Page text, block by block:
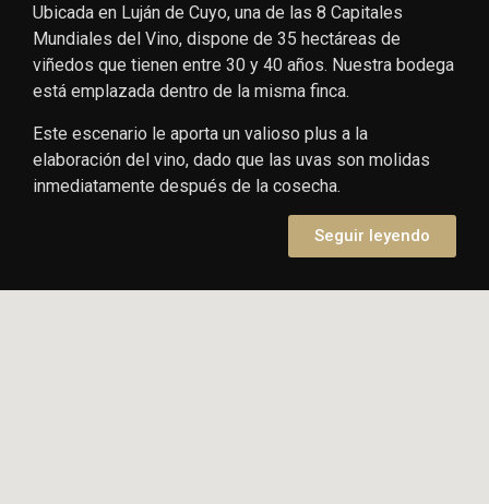
Ubicada en Luján de Cuyo, una de las 8 Capitales
Mundiales del Vino, dispone de 35 hectáreas de
viñedos que tienen entre 30 y 40 años. Nuestra bodega
está emplazada dentro de la misma finca.
Este escenario le aporta un valioso plus a la
elaboración del vino, dado que las uvas son molidas
inmediatamente después de la cosecha.
Seguir leyendo